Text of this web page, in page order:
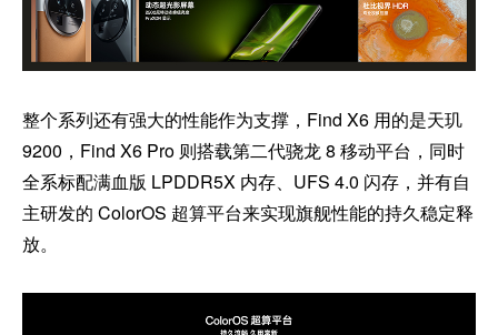
整个系列还有强大的性能作为支撑，Find X6 用的是天玑
9200，Find X6 Pro 则搭载第二代骁龙 8 移动平台，同时
全系标配满血版 LPDDR5X 内存、UFS 4.0 闪存，并有自
主研发的 ColorOS 超算平台来实现旗舰性能的持久稳定释
放。